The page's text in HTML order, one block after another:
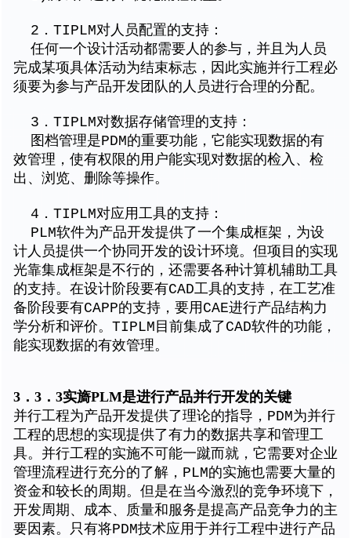
2．TIPLM对人员配置的支持：
任何一个设计活动都需要人的参与，并且为人员
完成某项具体活动为结束标志，因此实施并行工程必
须要为参与产品开发团队的人员进行合理的分配。
3．TIPLM对数据存储管理的支持：
图档管理是PDM的重要功能，它能实现数据的有
效管理，使有权限的用户能实现对数据的检入、检
出、浏览、删除等操作。
4．TIPLM对应用工具的支持：
PLM软件为产品开发提供了一个集成框架，为设
计人员提供一个协同开发的设计环境。但项目的实现
光靠集成框架是不行的，还需要各种计算机辅助工具
的支持。在设计阶段要有CAD工具的支持，在工艺准
备阶段要有CAPP的支持，要用CAE进行产品结构力
学分析和评价。TIPLM目前集成了CAD软件的功能，
能实现数据的有效管理。
3．3．3实旖PLM是进行产品并行开发的关键
并行工程为产品开发提供了理论的指导，PDM为并行
工程的思想的实现提供了有力的数据共享和管理工
具。并行工程的实施不可能一蹴而就，它需要对企业
管理流程进行充分的了解，PLM的实施也需要大量的
资金和较长的周期。但是在当今激烈的竞争环境下，
开发周期、成本、质量和服务是提高产品竞争力的主
要因素。只有将PDM技术应用于并行工程中进行产品